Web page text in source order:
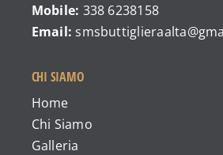
Mobile: 338 6238158
Email:
Home
Chi Siamo
Galleria
CHI SIAMO